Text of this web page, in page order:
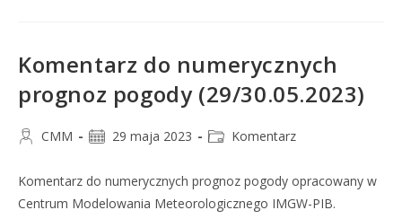
Komentarz do numerycznych
prognoz pogody (29/30.05.2023)
CMM 29 maja 2023 Komentarz
Komentarz do numerycznych prognoz pogody opracowany w
Centrum Modelowania Meteorologicznego IMGW-PIB.